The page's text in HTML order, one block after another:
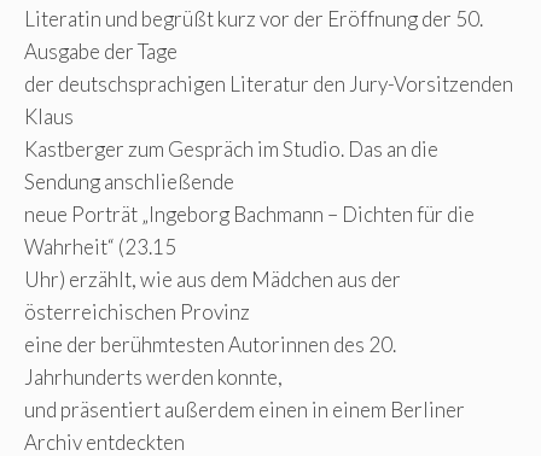
Literatin und begrüßt kurz vor der Eröffnung der 50.
Ausgabe der Tage
der deutschsprachigen Literatur den Jury-Vorsitzenden
Klaus
Kastberger zum Gespräch im Studio. Das an die
Sendung anschließende
neue Porträt „Ingeborg Bachmann – Dichten für die
Wahrheit“ (23.15
Uhr) erzählt, wie aus dem Mädchen aus der
österreichischen Provinz
eine der berühmtesten Autorinnen des 20.
Jahrhunderts werden konnte,
und präsentiert außerdem einen in einem Berliner
Archiv entdeckten